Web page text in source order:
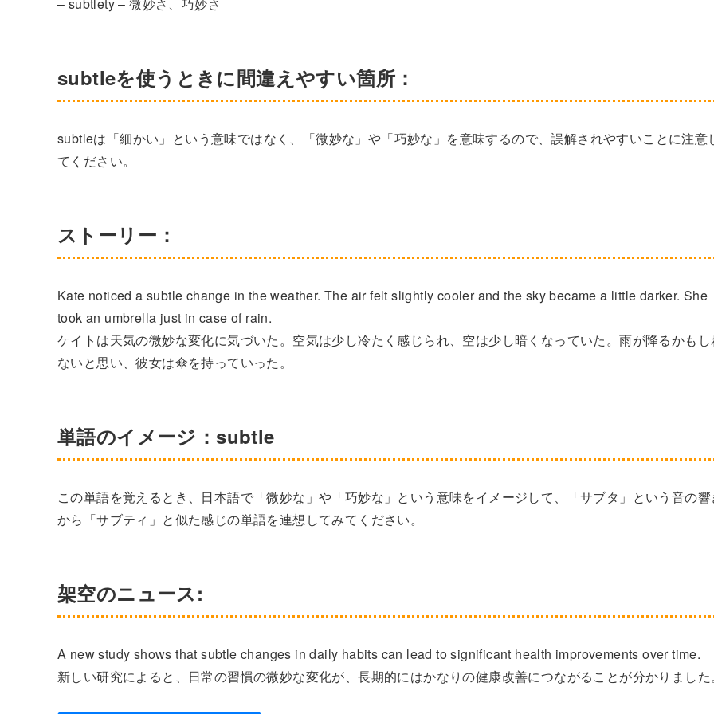
subtleを使うときに間違えやすい箇所：
subtleは「細かい」という意味ではなく、「微妙な」や「巧妙な」を意味するので、誤解されやすいことに注意
てください。
ストーリー：
Kate noticed a subtle change in the weather. The air felt slightly cooler and the sky became a little darker. She
took an umbrella just in case of rain.
ケイトは天気の微妙な変化に気づいた。空気は少し冷たく感じられ、空は少し暗くなっていた。雨が降るかも
ないと思い、彼女は傘を持っていった。
単語のイメージ：subtle
この単語を覚えるとき、日本語で「微妙な」や「巧妙な」という意味をイメージして、「サブタ」という音の
から「サブティ」と似た感じの単語を連想してみてください。
架空のニュース:
A new study shows that subtle changes in daily habits can lead to significant health improvements over time.
新しい研究によると、日常の習慣の微妙な変化が、長期的にはかなりの健康改善につながることが分かりまし